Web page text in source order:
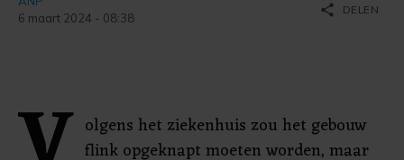
6 maart 2024 - 08:38
share DELEN
olgens het ziekenhuis zou het gebouw
flink opgeknapt moeten worden, maar